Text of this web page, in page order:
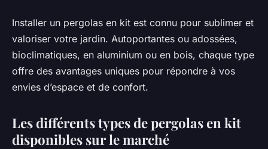
Installer un pergolas en kit est connu pour sublimer et
valoriser votre jardin. Autoportantes ou adossées,
bioclimatiques, en aluminium ou en bois, chaque type
offre des avantages uniques pour répondre à vos
envies d’espace et de confort.
Les différents types de pergolas en kit
disponibles sur le marché